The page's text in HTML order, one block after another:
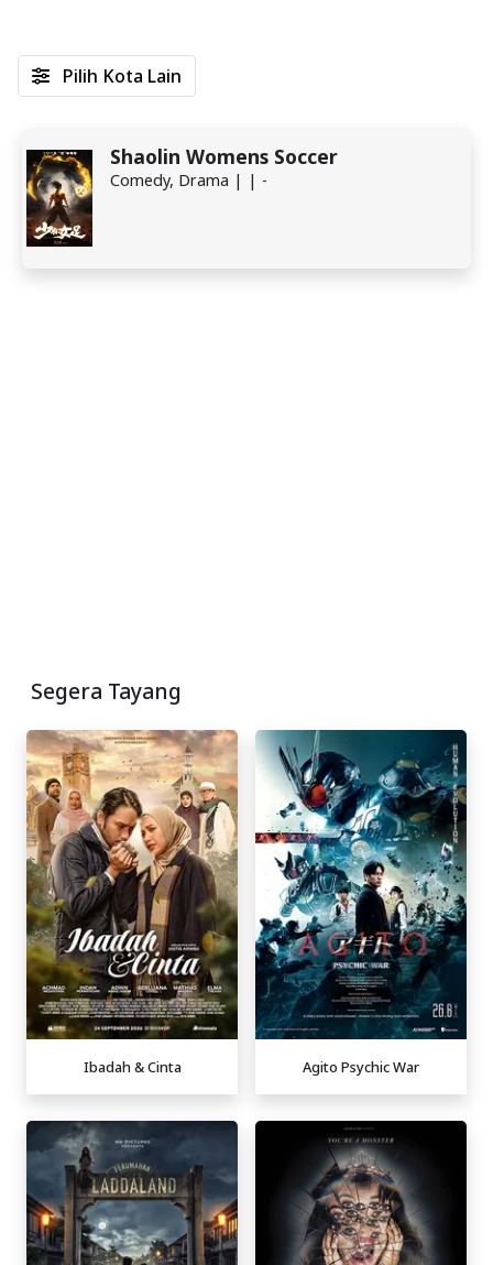
Shaolin Womens Soccer
Comedy, Drama | | -
Pilih Kota Lain
Segera Tayang
Ibadah & Cinta Agito Psychic War